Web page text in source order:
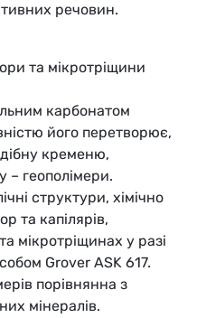
речовин.
та мікротріщини
карбонатом
його перетворює,
кременю,
– геополімери.
структури, хімічно
та капілярів,
мікротріщинах у разі
Grover ASK 617.
порівнянна з
мінералів.